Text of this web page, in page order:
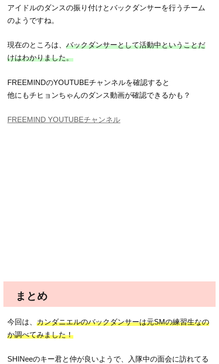
アイドルのダンスの振り付けとバックダンサーを行うチーム
のようですね。
現在のところは、バックダンサーとして活動中ということだ
けはわかりました。
FREEMINDのYOUTUBEチャンネルを確認すると
他にもチヒョンちゃんのダンス動画が確認できるかも？
FREEMIND YOUTUBEチャンネル
まとめ
今回は、カンダニエルのバックダンサーは元SMの練習生なの
か調べてみました！
SHINeeのキー君と仲が良いようで、入隊中の面会に訪れてる